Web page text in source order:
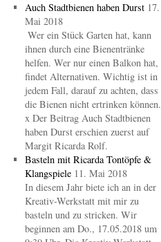
Auch Stadtbienen haben Durst 17.
Mai 2018
Wer ein Stück Garten hat, kann
ihnen durch eine Bienentränke
helfen. Wer nur einen Balkon hat,
findet Alternativen. Wichtig ist in
jedem Fall, darauf zu achten, dass
die Bienen nicht ertrinken können.
x Der Beitrag Auch Stadtbienen
haben Durst erschien zuerst auf
Margit Ricarda Rolf.
Basteln mit Ricarda Tontöpfe &
Klangspiele 11. Mai 2018
In diesem Jahr biete ich an in der
Kreativ-Werkstatt mit mir zu
basteln und zu stricken. Wir
beginnen am Do., 17.05.2018 um